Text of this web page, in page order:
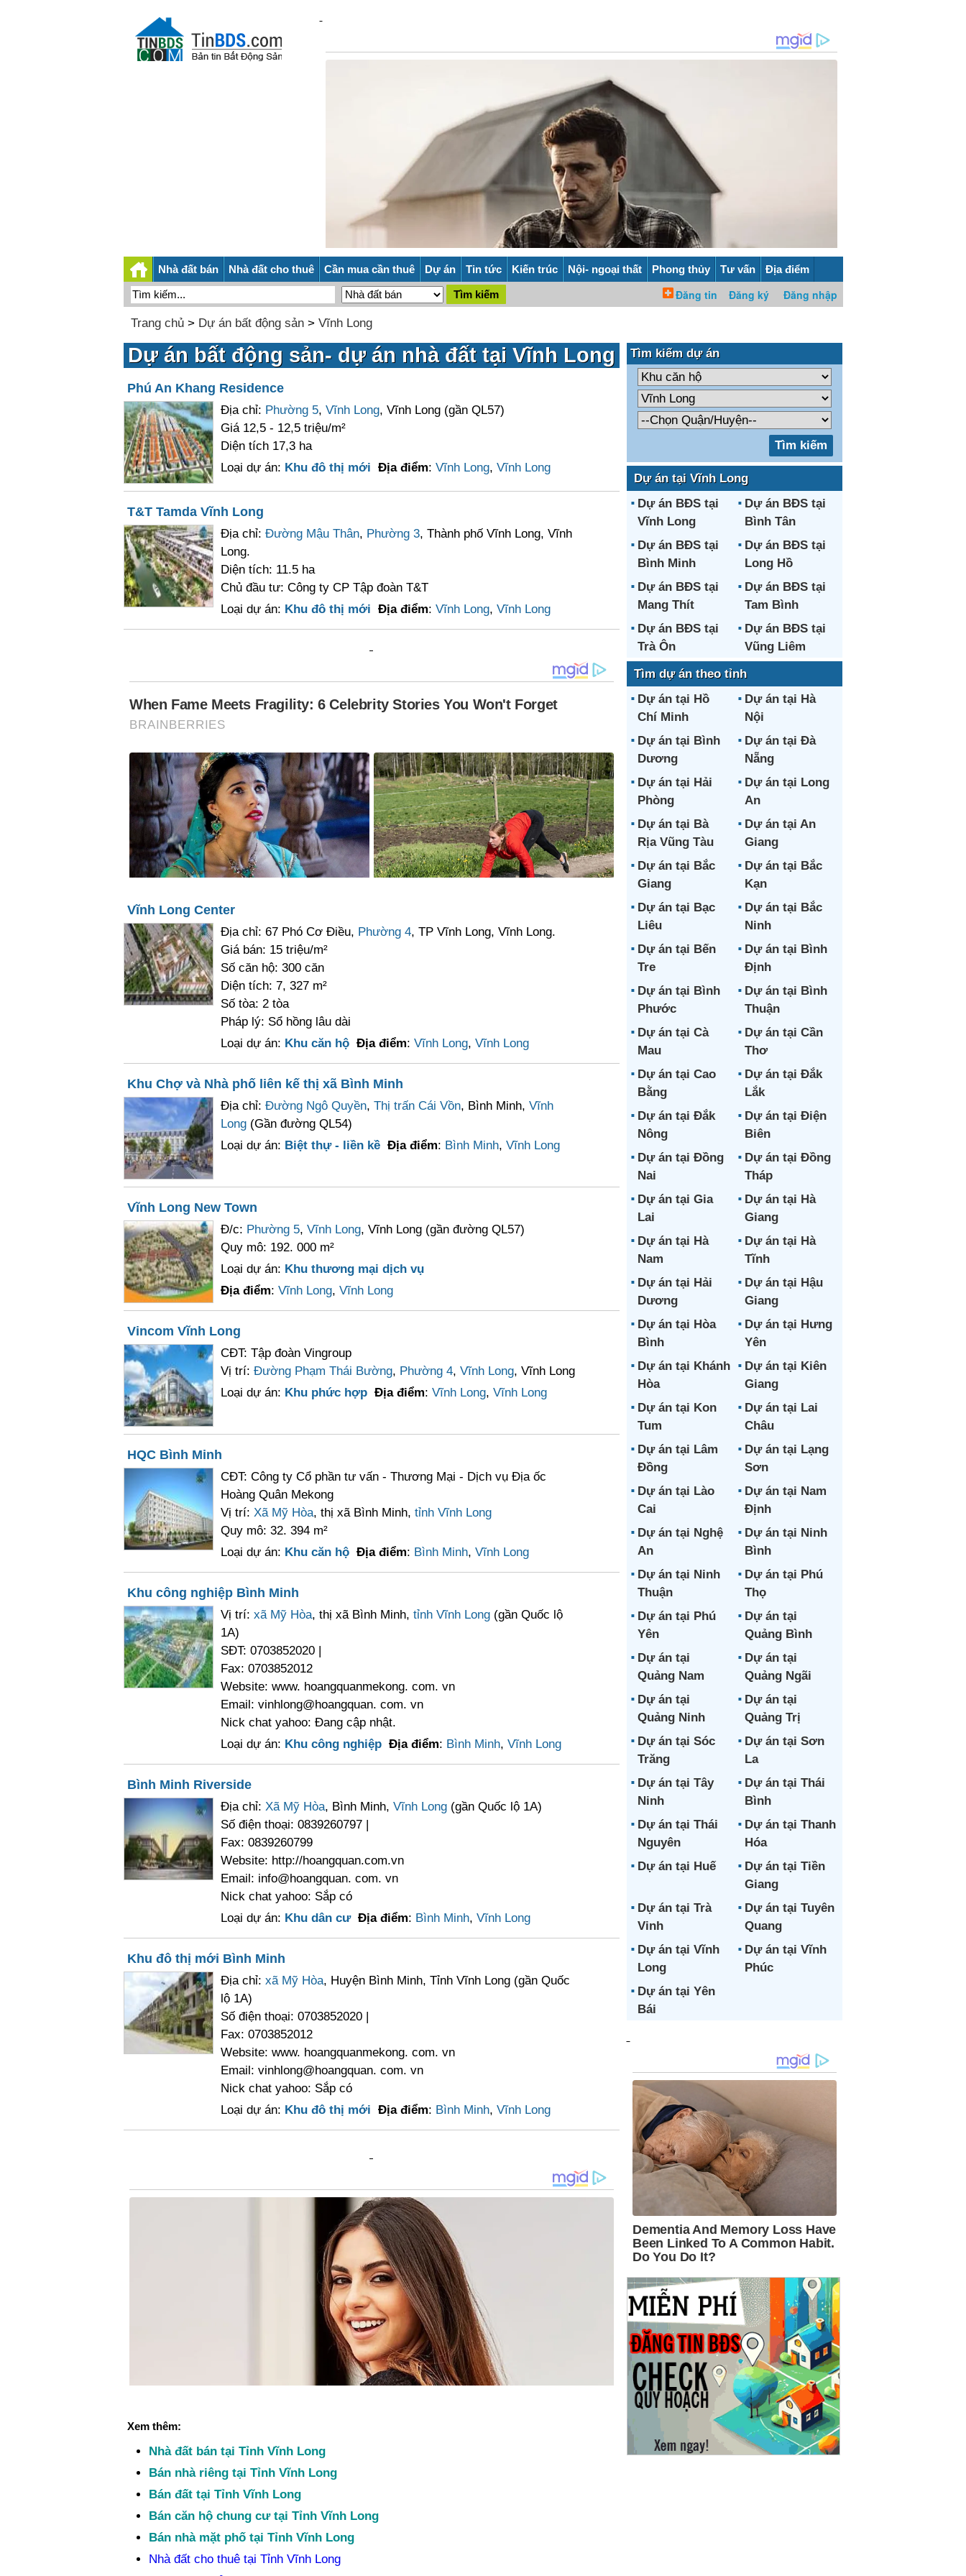
Nhà đất bán Nhà đất cho thuê Cần mua cần thuê Dự án Tin tức Kiến trúc Nội- ngoại thất Phong thủy Tư vấn Địa điểm
Trang chủ> Dự án bất động sản> Vĩnh Long
Dự án bất động sản- dự án nhà đất tại Vĩnh Long
Phú An Khang Residence
Địa chỉ: Phường 5, Vĩnh Long, Vĩnh Long (gần QL57)
Giá 12,5 - 12,5 triệu/m²
Diện tích 17,3 ha
Loại dự án: Khu đô thị mới Địa điểm: Vĩnh Long, Vĩnh Long
T&T Tamda Vĩnh Long
Địa chỉ: Đường Mậu Thân, Phường 3, Thành phố Vĩnh Long, Vĩnh
Long.
Diện tích: 11.5 ha
Chủ đầu tư: Công ty CP Tập đoàn T&T
Loại dự án: Khu đô thị mới Địa điểm: Vĩnh Long, Vĩnh Long
Vĩnh Long Center
Địa chỉ: 67 Phó Cơ Điều, Phường 4, TP Vĩnh Long, Vĩnh Long.
Giá bán: 15 triệu/m²
Số căn hộ: 300 căn
Diện tích: 7, 327 m²
Số tòa: 2 tòa
Pháp lý: Sổ hồng lâu dài
Loại dự án: Khu căn hộ Địa điểm: Vĩnh Long, Vĩnh Long
Khu Chợ và Nhà phố liên kế thị xã Bình Minh
Địa chỉ: Đường Ngô Quyền, Thị trấn Cái Vồn, Bình Minh, Vĩnh
Long(Gần đường QL54)
Loại dự án: Biệt thự - liền kề Địa điểm: Bình Minh, Vĩnh Long
Vĩnh Long New Town
Đ/c: Phường 5, Vĩnh Long, Vĩnh Long (gần đường QL57)
Quy mô: 192. 000 m²
Loại dự án: Khu thương mại dịch vụ
Địa điểm: Vĩnh Long, Vĩnh Long
Vincom Vĩnh Long
CĐT: Tập đoàn Vingroup
Vị trí: Đường Phạm Thái Bường, Phường 4, Vĩnh Long, Vĩnh Long
Loại dự án: Khu phức hợp Địa điểm: Vĩnh Long, Vĩnh Long
HQC Bình Minh
CĐT: Công ty Cổ phần tư vấn - Thương Mại - Dịch vụ Địa ốc
Hoàng Quân Mekong
Vị trí: Xã Mỹ Hòa, thị xã Bình Minh, tỉnh Vĩnh Long
Quy mô: 32. 394 m²
Loại dự án: Khu căn hộ Địa điểm: Bình Minh, Vĩnh Long
Khu công nghiệp Bình Minh
Vị trí: xã Mỹ Hòa, thị xã Bình Minh, tỉnh Vĩnh Long(gần Quốc lộ
1A)
SĐT: 0703852020 |
Fax: 0703852012
Website: www. hoangquanmekong. com. vn
Email: vinhlong@hoangquan. com. vn
Nick chat yahoo: Đang cập nhật.
Loại dự án: Khu công nghiệp Địa điểm: Bình Minh, Vĩnh Long
Bình Minh Riverside
Địa chỉ: Xã Mỹ Hòa, Bình Minh, Vĩnh Long(gần Quốc lộ 1A)
Số điện thoại: 0839260797 |
Fax: 0839260799
Website: http://hoangquan.com.vn
Email: info@hoangquan. com. vn
Nick chat yahoo: Sắp có
Loại dự án: Khu dân cư Địa điểm: Bình Minh, Vĩnh Long
Khu đô thị mới Bình Minh
Địa chỉ: xã Mỹ Hòa, Huyện Bình Minh, Tỉnh Vĩnh Long (gần Quốc
lộ 1A)
Số điện thoại: 0703852020 |
Fax: 0703852012
Website: www. hoangquanmekong. com. vn
Email: vinhlong@hoangquan. com. vn
Nick chat yahoo: Sắp có
Loại dự án: Khu đô thị mới Địa điểm: Bình Minh, Vĩnh Long
Xem thêm:
Nhà đất bán tại Tỉnh Vĩnh Long
Bán nhà riêng tại Tỉnh Vĩnh Long
Bán đất tại Tỉnh Vĩnh Long
Bán căn hộ chung cư tại Tỉnh Vĩnh Long
Bán nhà mặt phố tại Tỉnh Vĩnh Long
Nhà đất cho thuê tại Tỉnh Vĩnh Long
Tìm kiếm dự án
Dự án tại Vĩnh Long
Dự án BĐS tại
Vĩnh Long
Dự án BĐS tại
Bình Tân
Dự án BĐS tại
Bình Minh
Dự án BĐS tại
Long Hồ
Dự án BĐS tại
Mang Thít
Dự án BĐS tại
Tam Bình
Dự án BĐS tại
Trà Ôn
Dự án BĐS tại
Vũng Liêm
Tìm dự án theo tỉnh
Dự án tại Hồ
Chí Minh
Dự án tại Hà
Nội
Dự án tại Bình
Dương
Dự án tại Đà
Nẵng
Dự án tại Hải
Phòng
Dự án tại Long
An
Dự án tại Bà
Rịa Vũng Tàu
Dự án tại An
Giang
Dự án tại Bắc
Giang
Dự án tại Bắc
Kạn
Dự án tại Bạc
Liêu
Dự án tại Bắc
Ninh
Dự án tại Bến
Tre
Dự án tại Bình
Định
Dự án tại Bình
Phước
Dự án tại Bình
Thuận
Dự án tại Cà
Mau
Dự án tại Cần
Thơ
Dự án tại Cao
Bằng
Dự án tại Đắk
Lắk
Dự án tại Đắk
Nông
Dự án tại Điện
Biên
Dự án tại Đồng
Nai
Dự án tại Đồng
Tháp
Dự án tại Gia
Lai
Dự án tại Hà
Giang
Dự án tại Hà
Nam
Dự án tại Hà
Tĩnh
Dự án tại Hải
Dương
Dự án tại Hậu
Giang
Dự án tại Hòa
Bình
Dự án tại Hưng
Yên
Dự án tại Khánh
Hòa
Dự án tại Kiên
Giang
Dự án tại Kon
Tum
Dự án tại Lai
Châu
Dự án tại Lâm
Đồng
Dự án tại Lạng
Sơn
Dự án tại Lào
Cai
Dự án tại Nam
Định
Dự án tại Nghệ
An
Dự án tại Ninh
Bình
Dự án tại Ninh
Thuận
Dự án tại Phú
Thọ
Dự án tại Phú
Yên
Dự án tại
Quảng Bình
Dự án tại
Quảng Nam
Dự án tại
Quảng Ngãi
Dự án tại
Quảng Ninh
Dự án tại
Quảng Trị
Dự án tại Sóc
Trăng
Dự án tại Sơn
La
Dự án tại Tây
Ninh
Dự án tại Thái
Bình
Dự án tại Thái
Nguyên
Dự án tại Thanh
Hóa
Dự án tại Huế
Dự án tại Tiền
Giang
Dự án tại Trà
Vinh
Dự án tại Tuyên
Quang
Dự án tại Vĩnh
Long
Dự án tại Vĩnh
Phúc
Dự án tại Yên
Bái